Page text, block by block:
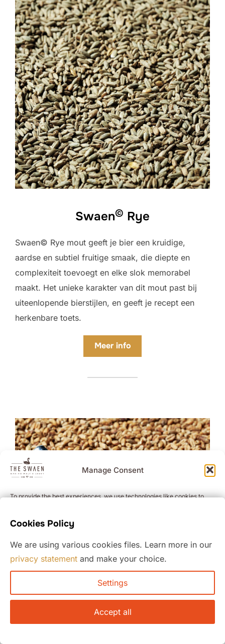
Manage Consent
To provide the best experiences, we use technologies like cookies to
unique IDs on this site. Not consenting or withdrawing consent, may
ACCEPT
DENY
Swaen© Rye
Swaen© Rye mout geeft je bier een kruidige,
aardse en subtiel fruitige smaak, die diepte en
complexiteit toevoegt en elke slok memorabel
maakt. Het unieke karakter van dit mout past bij
uiteenlopende bierstijlen, en geeft je recept een
herkenbare toets.
Meerinfo
Cookies Policy
We are using various cookies files. Learn more in our
privacy statement and make your choice.
Settings
Accept all